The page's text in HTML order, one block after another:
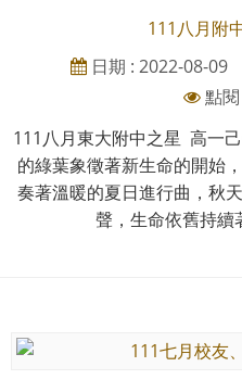
111八月附
日期 : 2022-08-09
點
111八月東大附中之星 高一
的綠葉象徵著新生命的開始
奏著溫暖的夏日進行曲，秋
聲，生命依舊持續